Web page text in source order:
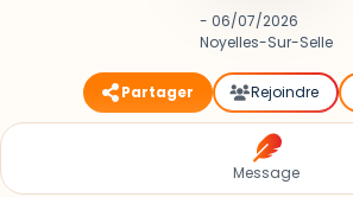
- 06/07/2026
Noyelles-Sur-Selle
Partager Rejoindre
Message